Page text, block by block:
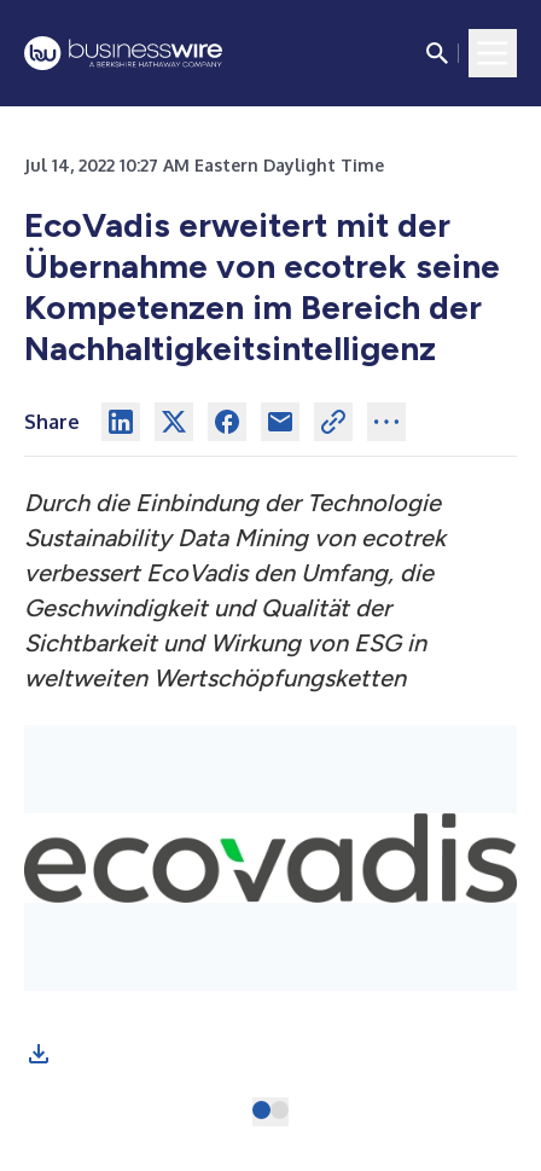
Jul 14, 2022 10:27 AM Eastern Daylight Time
EcoVadis erweitert mit der
Übernahme von ecotrek seine
Kompetenzen im Bereich der
Nachhaltigkeitsintelligenz
Share
Durch die Einbindung der Technologie
Sustainability Data Mining von ecotrek
verbessert EcoVadis den Umfang, die
Geschwindigkeit und Qualität der
Sichtbarkeit und Wirkung von ESG in
weltweiten Wertschöpfungsketten